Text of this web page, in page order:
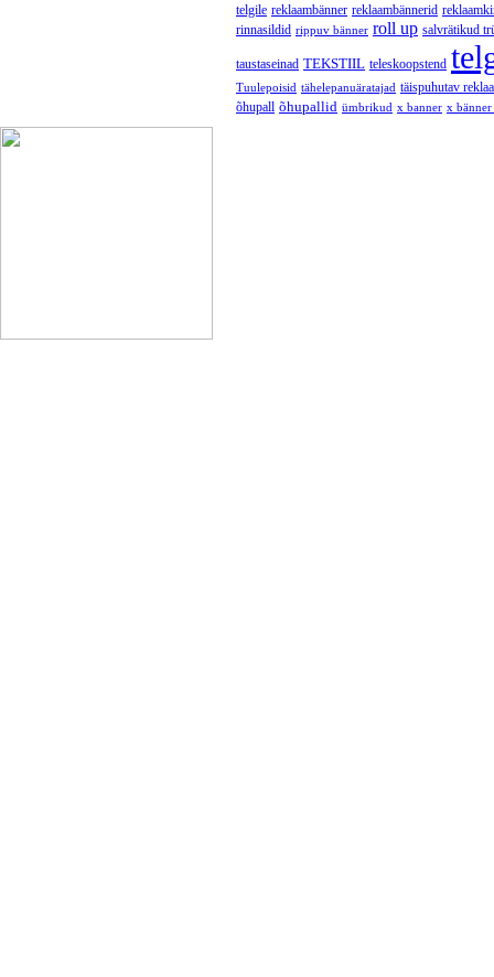
telgile reklaambänner reklaambännerid
rinnasildid rippuv bänner roll up salvrätikud
taustaseinad TEKSTIIL teleskoopstend
Tuulepoisid tähelepanuäratajad täispuhutav
õhupall õhupallid ümbrikud x banner x